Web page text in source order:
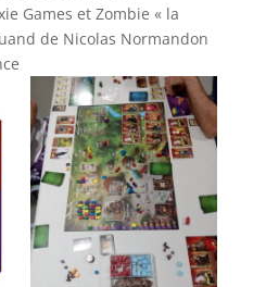
Games et Zombie « la
de Nicolas Normandon